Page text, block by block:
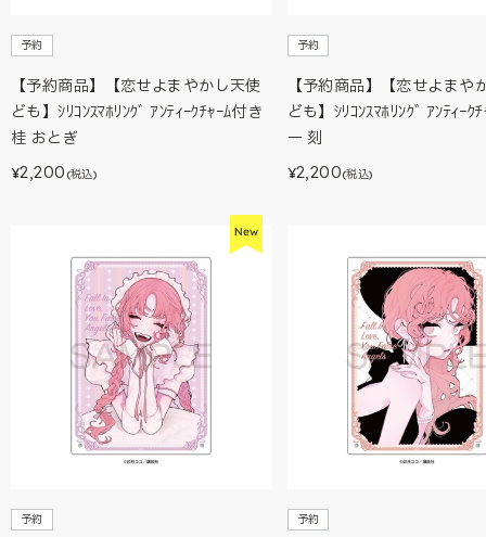
予約
【予約商品】【恋せよまやかし天使
ども】ｼﾘｺﾝｽﾏﾎﾘﾝｸﾞ ｱﾝﾃｨｰｸﾁｬｰﾑ付き
桂 おとぎ
¥2,200 (税込)
予約
【予約商品】【恋せよまや
ども】ｼﾘｺﾝｽﾏﾎﾘﾝｸﾞ ｱﾝﾃｨｰｸ
一 刻
¥2,200(税込)
予約 予約